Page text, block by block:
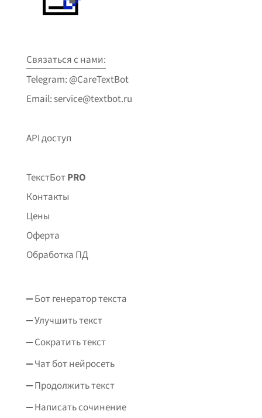
Связаться с нами:
Telegram: @CareTextBot
Email: service@textbot.ru
API доступ
ТекстБотPRO
Контакты
Цены
Оферта
Обработка ПД
Бот генератор текста
Улучшить текст
Сократить текст
Чат бот нейросеть
Продолжить текст
Написать сочинение